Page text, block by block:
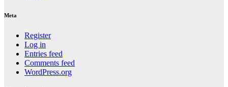
Meta
Register
Log in
Entries feed
Comments feed
WordPress.org